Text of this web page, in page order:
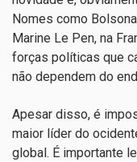
Nomes como
Marine Le Pen, na
forças políticas que
não dependem do
Apesar disso, é
maior líder do
global. É importante